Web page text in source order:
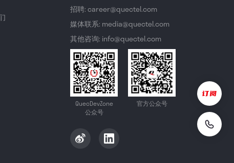
招聘: career@quectel.com
媒体联系: media@quectel.com
其他咨询: info@quectel.com
QuecDevZone
公众号
官方公众号